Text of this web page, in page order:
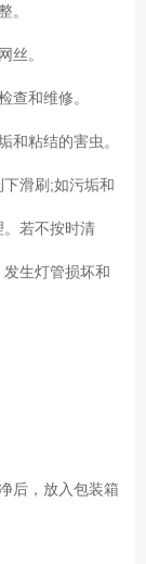
。
丝。
查和维修。
和粘结的害虫。
滑刷;如污垢和
若不按时清
生灯管损坏和
后，放入包装箱